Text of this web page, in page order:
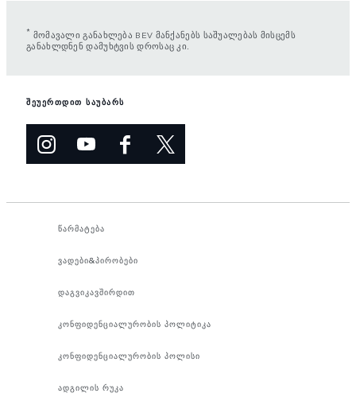
* მომავალი განახლება BEV მანქანებს საშუალებას მისცემს
განახლდნენ დამუხტვის დროსაც კი.
შეუერთდით საუბარს
წარმატება
ვადები&პირობები
დაგვიკავშირდით
კონფიდენციალურობის პოლიტიკა
კონფიდენციალურობის პოლისი
ადგილის რუკა